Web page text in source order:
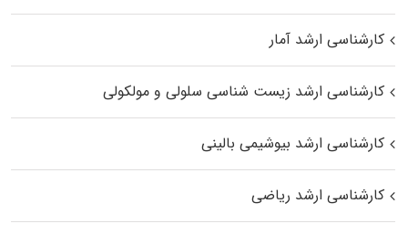
کارشناسی ارشد آمار
کارشناسی ارشد زیست شناسی سلولی و مولکولی
کارشناسی ارشد بیوشیمی بالینی
کارشناسی ارشد ریاضی